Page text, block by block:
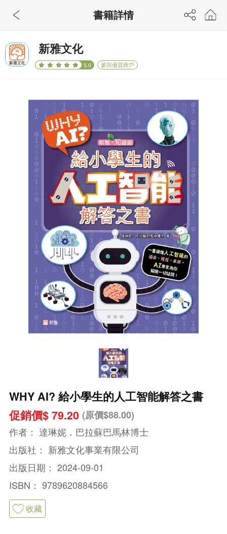
新雅文化
5.0 參與優質商戶
WHY AI? 給小學生的人工智能解答之書
促銷價$ 79.20 (原價$88.00)
作者： 達琳妮．巴拉蘇巴馬林博士
出版社： 新雅文化事業有限公司
出版日期： 2024-09-01
ISBN： 9789620884566
收藏
書籍詳情